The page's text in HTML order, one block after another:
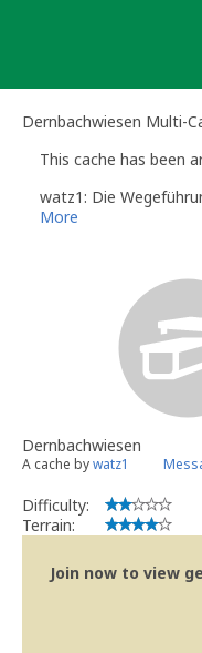
Dernbachwiesen Multi-
This cache has been
watz1: Die
More
Dernbachwiesen
A cache bywatz1
Difficulty:
Terrain:
Join now to view